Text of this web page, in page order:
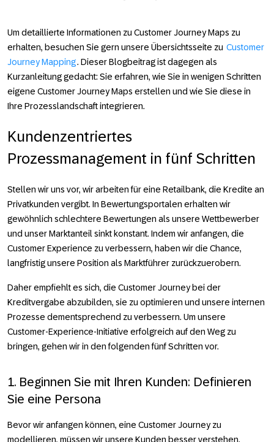
Um detaillierte Informationen zu Customer Journey Maps zu
erhalten, besuchen Sie gern unsere Übersichtsseite zu Customer
Journey Mapping. Dieser Blogbeitrag ist dagegen als
Kurzanleitung gedacht: Sie erfahren, wie Sie in wenigen Schritten
eigene Customer Journey Maps erstellen und wie Sie diese in
Ihre Prozesslandschaft integrieren.
Kundenzentriertes
Prozessmanagement in fünf Schritten
Stellen wir uns vor, wir arbeiten für eine Retailbank, die Kredite an
Privatkunden vergibt. In Bewertungsportalen erhalten wir
gewöhnlich schlechtere Bewertungen als unsere Wettbewerber
und unser Marktanteil sinkt konstant. Indem wir anfangen, die
Customer Experience zu verbessern, haben wir die Chance,
langfristig unsere Position als Marktführer zurückzuerobern.
Daher empfiehlt es sich, die Customer Journey bei der
Kreditvergabe abzubilden, sie zu optimieren und unsere internen
Prozesse dementsprechend zu verbessern. Um unsere
Customer-Experience-Initiative erfolgreich auf den Weg zu
bringen, gehen wir in den folgenden fünf Schritten vor.
1. Beginnen Sie mit Ihren Kunden: Definieren
Sie eine Persona
Bevor wir anfangen können, eine Customer Journey zu
modellieren, müssen wir unsere Kunden besser verstehen.